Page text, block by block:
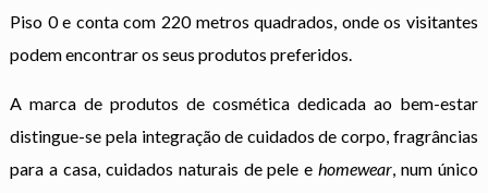
Piso 0 e conta com 220 metros quadrados, onde os visitantes
podem encontrar os seus produtos preferidos.
A marca de produtos de cosmética dedicada ao bem-estar
distingue-se pela integração de cuidados de corpo, fragrâncias
para a casa, cuidados naturais de pele e homewear, num único